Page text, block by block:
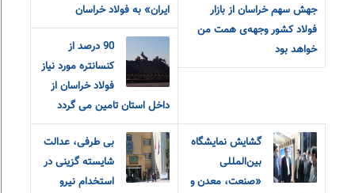
جهش سهم خراسان از بازار
فولاد کشور وجهه‌ی همت من
خواهد بود
ایران» به فولاد خراسان
90 درصد از
کنسانتره مورد نیاز
فولاد خراسان از
داخل استان تامین می گردد
گشایش نمایشگاه
بین‌المللی
«صنعت، معدن و
بی طرفی، عدالت
شایسته گزینی در
استخدام نیرو